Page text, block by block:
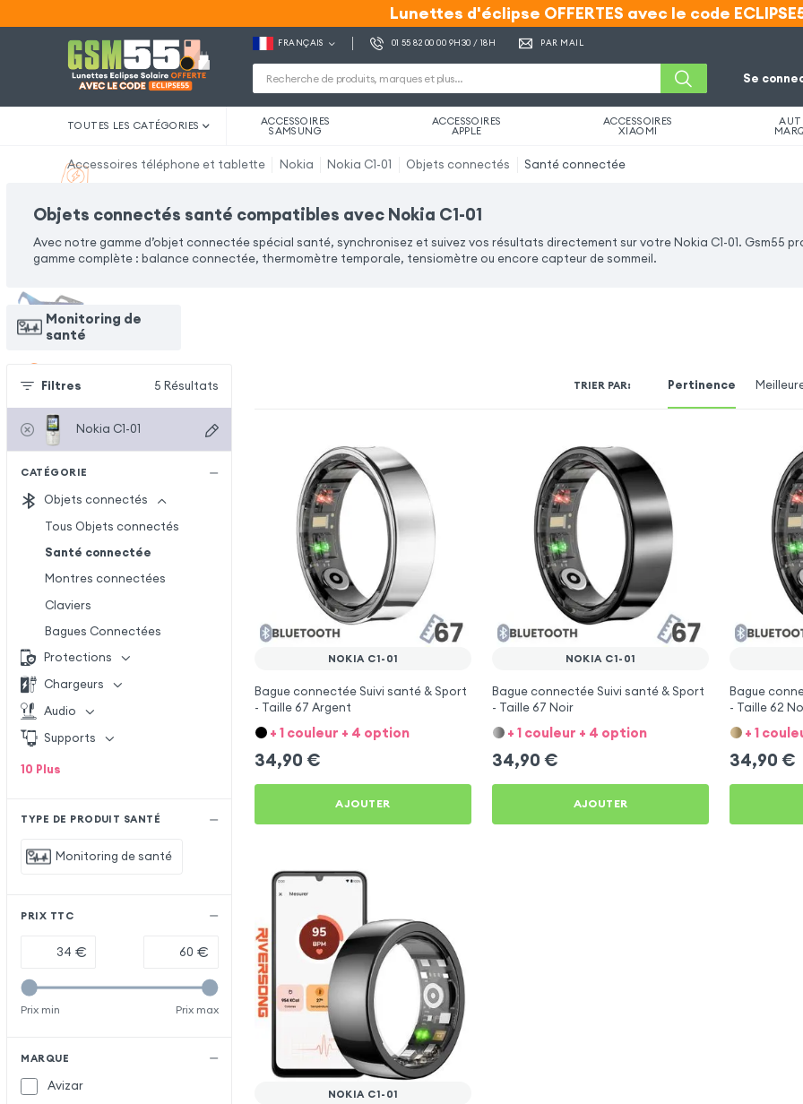
Lunettes d'éclipse OFFERTES avec le code
Lunettes d'éclipse OFFERTES avec le code
FRANÇAIS 01 55 82 00 00 9H30 / 18H PAR MAIL
Se
TOUTES LES CATÉGORIES ACCESSOIRES
SAMSUNG
ACCESSOIRES
APPLE
ACCESSOIRES
XIAOMI
Accessoires téléphone et tablette Nokia Nokia C1-01 Objets connectés Santé connectée
Objets connectés santé compatibles avec Nokia C1-01
Avec notre gamme d’objet connectée spécial santé, synchronisez et suivez vos résultats directement sur votre Nokia C1-01. Gsm55
gamme complète : balance connectée, thermomètre temporale, tensiomètre ou encore capteur de sommeil.
Monitoring de
santé
Filtres 5 Résultats
Nokia C1-01
CATÉGORIE
Objets connectés
Tous Objets connectés
Santé connectée
Montres connectées
Claviers
Bagues Connectées
Protections
Chargeurs
Audio
Supports
10 Plus
TYPE DE PRODUIT SANTÉ
Monitoring de santé
PRIX TTC
€ €
Prix min Prix max
MARQUE
Avizar
TRIER PAR: Pertinence
NOKIA C1-01
Bague connectée Suivi santé & Sport
- Taille 67 Argent
+ 1 couleur + 4 option
34,90 €
AJOUTER
NOKIA C1-01
Bague connectée Suivi santé & Sport
- Taille 67 Noir
+ 1 couleur + 4 option
34,90 €
AJOUTER
Bague
- Taille 62
+ 1
34,90 €
NOKIA C1-01